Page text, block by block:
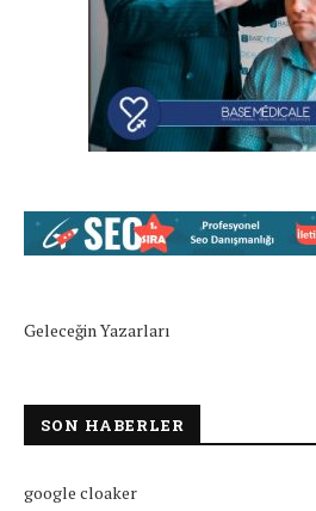
Geleceğin Yazarları
SON HABERLER
google cloaker